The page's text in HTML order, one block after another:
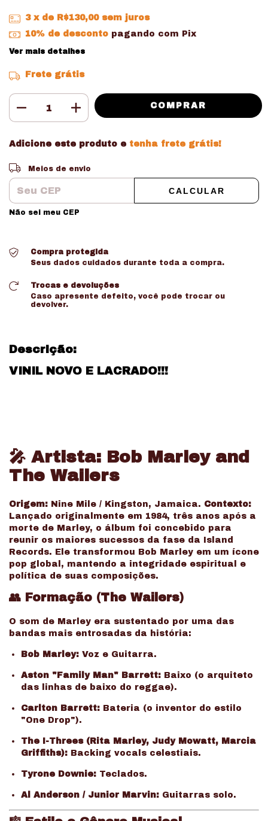
3 x de R$130,00 sem juros
10% de descontopagando com Pix
Ver mais detalhes
Frete grátis
Adicione este produto e tenha frete grátis!
Entregas para o CEP:
Meios de envio
CALCULAR
Não sei meu CEP
Compra protegida
Seus dados cuidados durante toda a compra.
Trocas e devoluções
Caso apresente defeito, você pode trocar ou
devolver.
Descrição:
VINIL NOVO E LACRADO!!!
🎤 Artista: Bob Marley and
The Wailers
Origem: Nine Mile / Kingston, Jamaica. Contexto:
Lançado originalmente em 1984, três anos após a
morte de Marley, o álbum foi concebido para
reunir os maiores sucessos da fase da Island
Records. Ele transformou Bob Marley em um ícone
pop global, mantendo a integridade espiritual e
política de suas composições.
👥 Formação (The Wailers)
O som de Marley era sustentado por uma das
bandas mais entrosadas da história:
Bob Marley: Voz e Guitarra.
Aston "Family Man" Barrett: Baixo (o arquiteto
das linhas de baixo do reggae).
Carlton Barrett: Bateria (o inventor do estilo
"One Drop").
The I-Threes (Rita Marley, Judy Mowatt, Marcia
Griffiths): Backing vocals celestiais.
Tyrone Downie: Teclados.
Al Anderson / Junior Marvin: Guitarras solo.